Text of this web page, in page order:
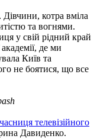
котра вміла
та вогнями.
у свій рідний край
де ми
Київ та
не боятися, що все
телевізійного
Давиденко.